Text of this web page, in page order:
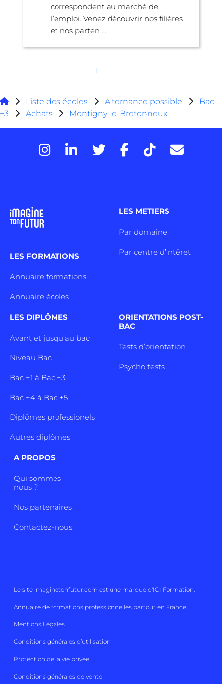
correspondent au marché de
l’emploi. Venez découvrir nos filières
et nos parten ...
1
Liste des écoles Alternance possible
Bac
+3
Achats Montigny-le-Bretonneux
LES FORMATIONS
Annuaire formations
Annuaire écoles
LES METIERS
Par domaine
Par centre d’intêret
LES DIPLÔMES
Avant et jusqu’au bac
Niveau Bac
Bac +1 à Bac +3
Bac +4 à Bac +5
Diplômes professionels
Autres diplômes
ORIENTATIONS POST-
BAC
Tests d’orientation
Psycho tests
A PROPOS
Qui sommes-
nous ?
Nos partenaires
Contactez-nous
Le site imaginetonfutur.com est une marque d'ICI Formation.
Annuaire de formations professionnelles partout en France
Mentions Légales
Conditions générales d’utilisation
Protection de la vie privée
Conditions générales de vente